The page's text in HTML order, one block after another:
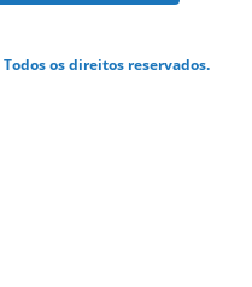
os direitos reservados.